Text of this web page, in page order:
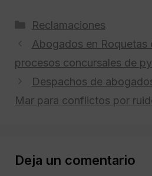
Categorías
Reclamaciones
Abogados en Roquetas
procesos concursales de
Despachos de
Mar para conflictos por
Deja un comentario